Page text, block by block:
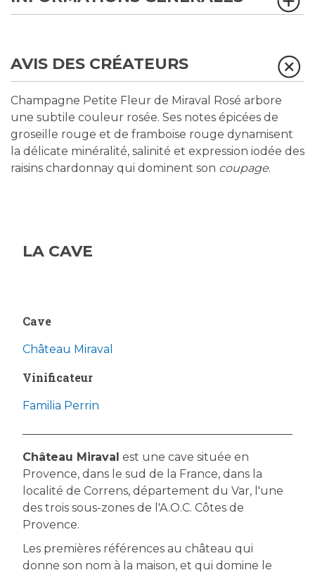
AVIS DES CRÉATEURS
Champagne Petite Fleur de Miraval Rosé arbore
une subtile couleur rosée. Ses notes épicées de
groseille rouge et de framboise rouge dynamisent
la délicate minéralité, salinité et expression iodée des
raisins chardonnay qui dominent son coupage.
LA CAVE
Cave
Château Miraval
Vinificateur
Familia Perrin
Château Miraval est une cave située en
Provence, dans le sud de la France, dans la
localité de Correns, département du Var, l'une
des trois sous-zones de l'A.O.C. Côtes de
Provence.
Les premières références au château qui
donne son nom à la maison, et qui domine le